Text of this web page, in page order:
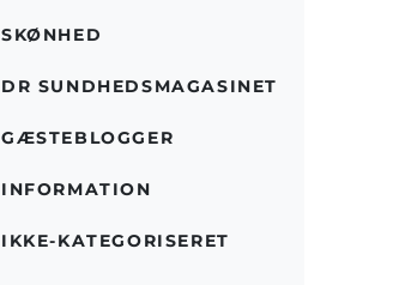
SKØNHED
DR SUNDHEDSMAGASINET
GÆSTEBLOGGER
INFORMATION
IKKE-KATEGORISERET